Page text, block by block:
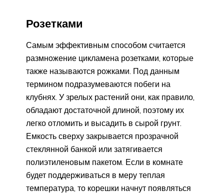
Розетками
Самым эффективным способом считается
размножение цикламена розетками, которые
также называются рожками. Под данным
термином подразумеваются побеги на
клубнях. У зрелых растений они, как правило,
обладают достаточной длиной, поэтому их
легко отломить и высадить в сырой грунт.
Емкость сверху закрывается прозрачной
стеклянной банкой или затягивается
полиэтиленовым пакетом. Если в комнате
будет поддерживаться в меру теплая
температура, то корешки начнут появляться